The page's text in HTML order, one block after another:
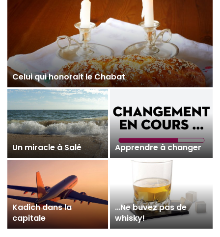
Celui qui honorait le Chabat
Un miracle à Salé Apprendre à changer
Kadich dans la
capitale
…Ne buvez pas de
whisky!